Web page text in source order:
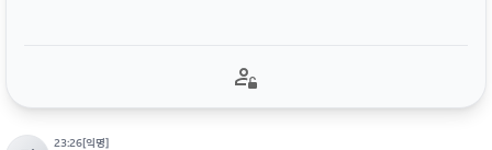
23:26[익명]